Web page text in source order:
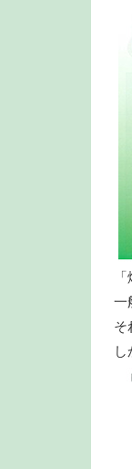
一
そ